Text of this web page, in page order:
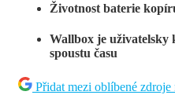
Životnost baterie
Wallbox je uživatelsky
spoustu času
Přidat mezi oblíbené zdroje